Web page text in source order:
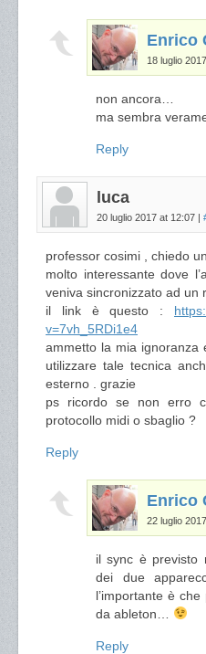
Enrico
18 luglio
non ancora…
ma sembra
Reply
luca
20 luglio 2017 at 12:07 |
professor cosimi , chiedo
molto interessante dove
veniva sincronizzato ad un
il link è questo :
v=7vh_5RDi1e4
ammetto la mia ignoranza
utilizzare tale tecnica
esterno . grazie
ps ricordo se non erro
protocollo midi o sbaglio ?
Reply
Enrico
22 luglio
il sync è previsto
dei due
l’importante è
da ableton…
Reply